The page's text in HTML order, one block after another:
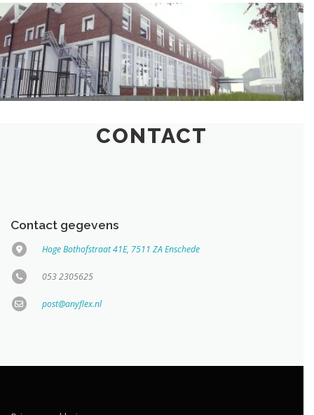
CONTACT
Contact gegevens
Hoge Bothofstraat 41E, 7511 ZA Enschede
053 2305625
post@anyflex.nl